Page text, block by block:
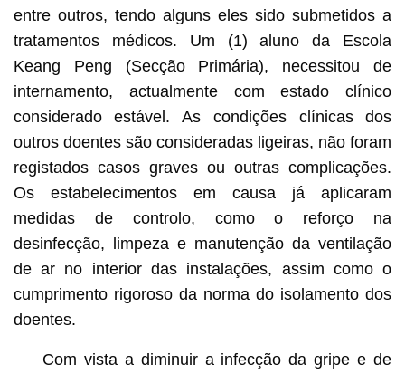
entre outros, tendo alguns eles sido submetidos a
tratamentos médicos. Um (1) aluno da Escola
Keang Peng (Secção Primária), necessitou de
internamento, actualmente com estado clínico
considerado estável. As condições clínicas dos
outros doentes são consideradas ligeiras, não foram
registados casos graves ou outras complicações.
Os estabelecimentos em causa já aplicaram
medidas de controlo, como o reforço na
desinfecção, limpeza e manutenção da ventilação
de ar no interior das instalações, assim como o
cumprimento rigoroso da norma do isolamento dos
doentes.
Com vista a diminuir a infecção da gripe e de